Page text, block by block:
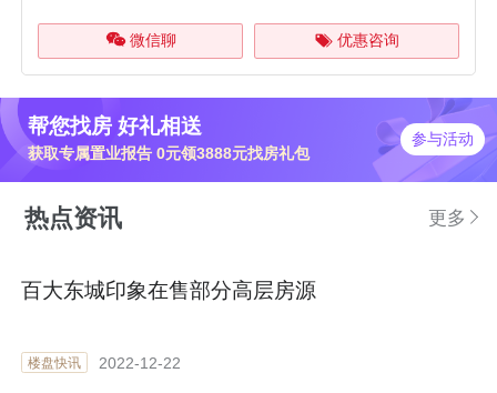
微信聊 优惠咨询
帮您找房 好礼相送
获取专属置业报告 0元领3888元找房礼包
参与活动
热点资讯 更多
百大东城印象在售部分高层房源
楼盘快讯 2022-12-22